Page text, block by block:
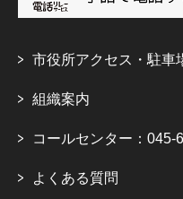
市役所アクセス・駐車
組織案内
コールセンター：045-
よくある質問